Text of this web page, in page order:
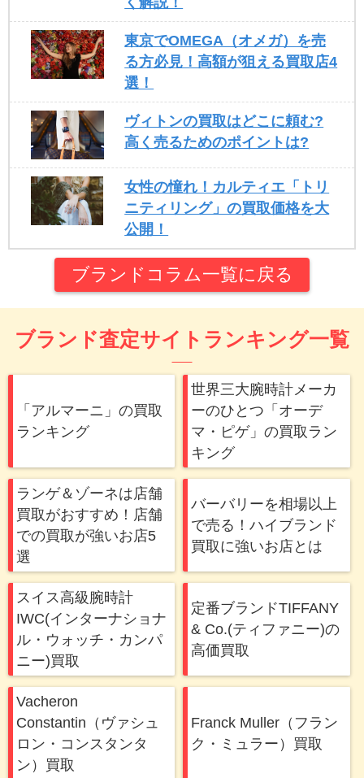
東京でOMEGA（オメガ）を売
る方必見！高額が狙える買取店4
選！
ヴィトンの買取はどこに頼む?
高く売るためのポイントは?
女性の憧れ！カルティエ「トリ
ニティリング」の買取価格を大
公開！
ブランドコラム一覧に戻る
ブランド査定サイトランキング一覧
「アルマーニ」の買取
ランキング
世界三大腕時計メーカ
ーのひとつ「オーデ
マ・ピゲ」の買取ラン
キング
ランゲ＆ゾーネは店舗
買取がおすすめ！店舗
での買取が強いお店5
選
バーバリーを相場以上
で売る！ハイブランド
買取に強いお店とは
スイス高級腕時計
IWC(インターナショナ
ル・ウォッチ・カンパ
ニー)買取
定番ブランドTIFFANY
& Co.(ティファニー)の
高価買取
Vacheron
Constantin（ヴァシュ
ロン・コンスタンタ
ン）買取
Franck Muller（フラン
ク・ミュラー）買取